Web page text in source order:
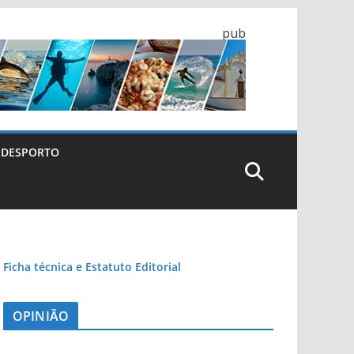
pub
DESPORTO
Ficha técnica e Estatuto Editorial
OPINIÃO